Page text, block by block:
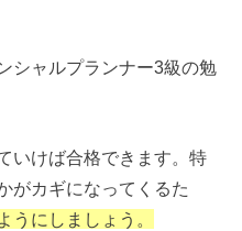
シャルプランナー3級の勉
いけば合格できます。特
がカギになってくるた
うにしましょう。